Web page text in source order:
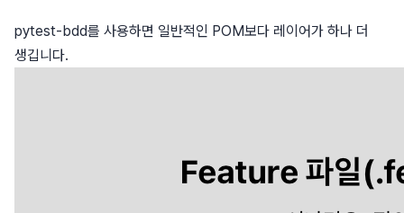
pytest-bdd를 사용하면 일반적인 POM보다 레이어가 하나 더
생깁니다.